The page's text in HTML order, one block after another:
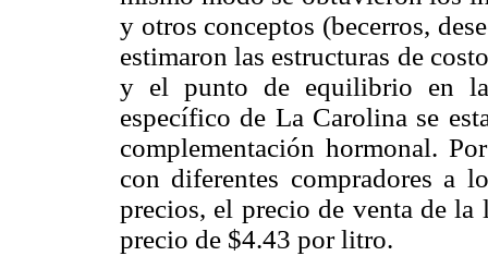
y otros conceptos (becerros,
estimaron las estructuras de
y el punto de equilibrio en
específico de La Carolina se
complementación hormonal.
con diferentes compradores a
precios, el precio de venta de
precio de $4.43 por litro.